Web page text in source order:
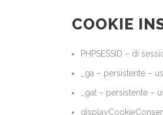
COOKIE
PHPSESSID – di
_ga – persistente –
_gat – persistente –